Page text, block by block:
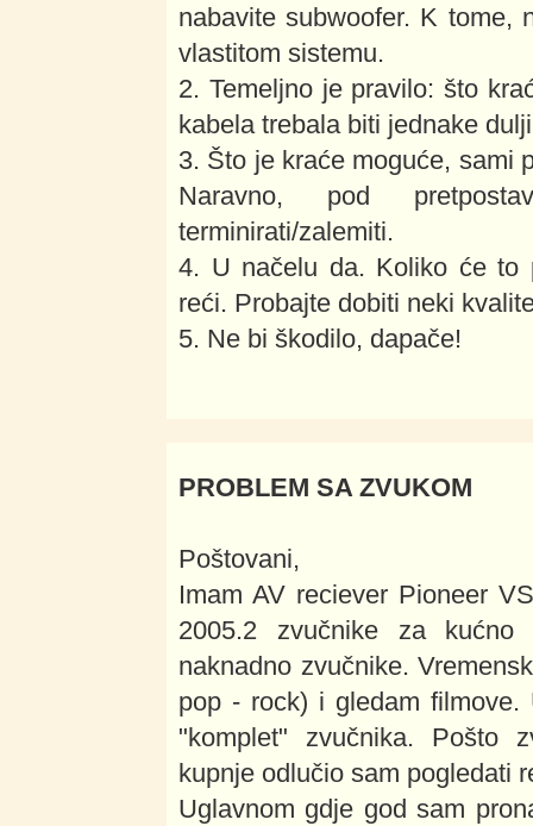
nabavite subwoofer. K tome,
vlastitom sistemu.
2. Temeljno je pravilo: što
kabela trebala biti jednake
3. Što je kraće moguće, sami
Naravno, pod
terminirati/zalemiti.
4. U načelu da. Koliko će to
reći. Probajte dobiti neki
5. Ne bi škodilo, dapače!
PROBLEM SA ZVUKOM
Poštovani,
Imam AV reciever Pioneer
2005.2 zvučnike za
naknadno zvučnike.
pop - rock) i gledam
"komplet" zvučnika. Pošto
kupnje odlučio sam pogledati
Uglavnom gdje god sam